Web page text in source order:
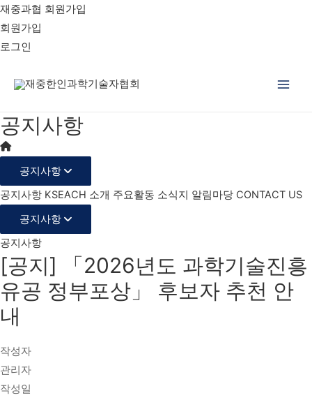
재중과협 회원가입
회원가입
로그인
공지사항
공지사항
공지사항 KSEACH 소개 주요활동 소식지 알림마당 CONTACT US
공지사항
공지사항
[공지] 「2026년도 과학기술진흥
유공 정부포상」 후보자 추천 안
내
작성자
관리자
작성일